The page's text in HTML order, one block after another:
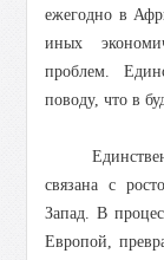
ежегодно в
иных
проблем.
поводу, что в
связана с
Запад. В
Европой,